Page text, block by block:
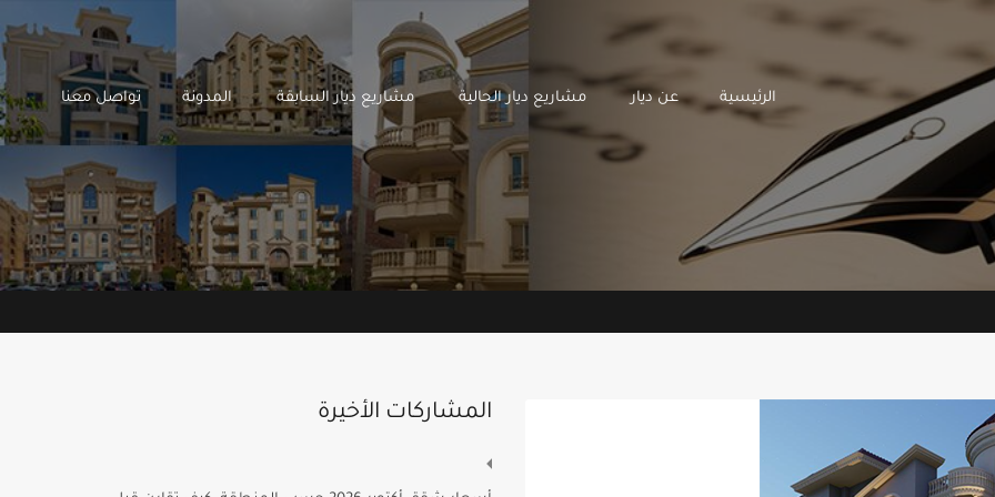
الرئيسية مشاريع ديار الحالية مشاريع ديار السابقة المدونة تواصل معنا
الرئيسية عن ديار مشاريع ديار الحالية مشاريع ديار السابقة المدونة تواصل معنا
المشاركات الأخيرة